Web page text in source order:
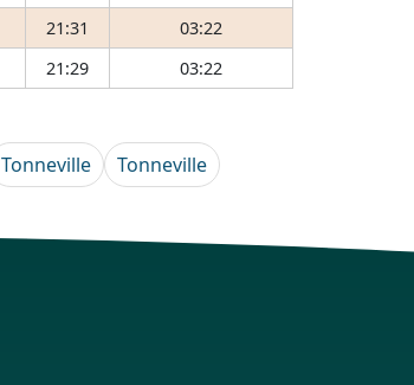
21:31
03:22
21:29 03:22
Tonneville
Tonneville